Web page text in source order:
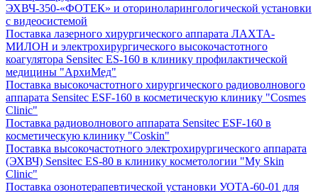
ЭХВЧ-350-«ФОТЕК» и оториноларингологической установки
с видеосистемой
Поставка лазерного хирургического аппарата ЛАХТА-
МИЛОН и электрохирургического высокочастотного
коагулятора Sensitec ES-160 в клинику профилактической
медицины "АрхиМед"
Поставка высокочастотного хирургического радиоволнового
аппарата Sensitec ESF-160 в косметическую клинику "Cosmes
Clinic"
Поставка радиоволнового аппарата Sensitec ESF-160 в
косметическую клинику "Coskin"
Поставка высокочастотного электрохирургического аппарата
(ЭХВЧ) Sensitec ES-80 в клинику косметологии "My Skin
Clinic"
Поставка озонотерапевтической установки УОТА-60-01 для